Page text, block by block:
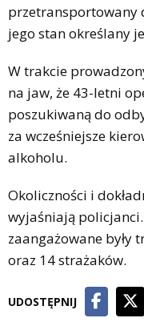
przetransportowany
jego stan określany
W trakcie
na jaw, że 43-letni
poszukiwaną do
za wcześniejsze
alkoholu.
Okoliczności i
wyjaśniają
zaangażowane były
oraz 14 strażaków.
UDOSTĘPNIJ